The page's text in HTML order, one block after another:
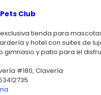
Club
tienda para
y hotel con suites de
gimnasio y patio para el
#180, Clavería